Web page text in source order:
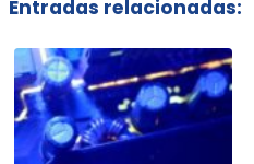
Entradas relacionadas: